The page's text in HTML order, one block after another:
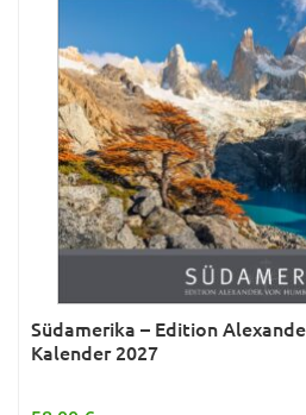
Sport
Sternzeichen & Mond
Tiere
Verkehr & Technik
Was ist was
Wissen & Allgemeinbildung
Young Adult
Zitate & Sprüche
Südamerika – Edition
Kalender 2027